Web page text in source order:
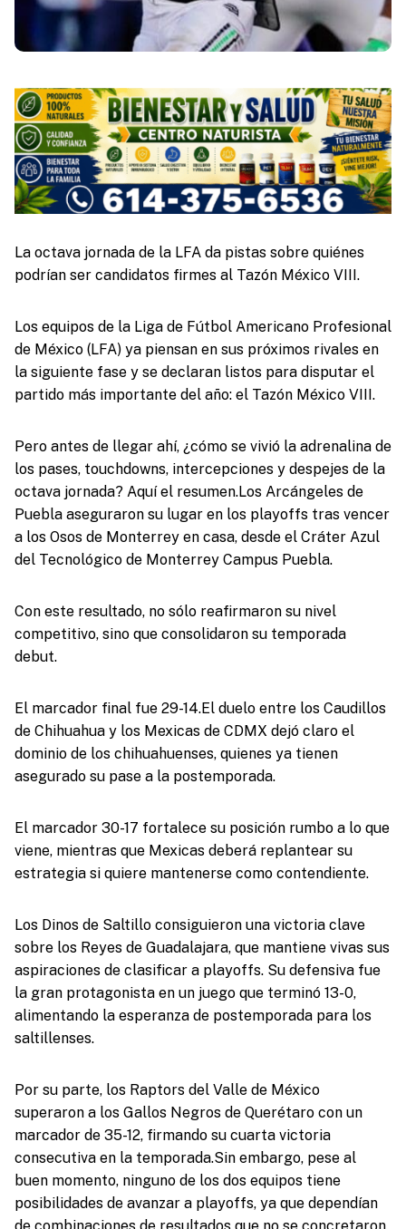
La octava jornada de la LFA da pistas sobre quiénes
podrían ser candidatos firmes al Tazón México VIII.
Los equipos de la Liga de Fútbol Americano Profesional
de México (LFA) ya piensan en sus próximos rivales en
la siguiente fase y se declaran listos para disputar el
partido más importante del año: el Tazón México VIII.
Pero antes de llegar ahí, ¿cómo se vivió la adrenalina de
los pases, touchdowns, intercepciones y despejes de la
octava jornada? Aquí el resumen.Los Arcángeles de
Puebla aseguraron su lugar en los playoffs tras vencer
a los Osos de Monterrey en casa, desde el Cráter Azul
del Tecnológico de Monterrey Campus Puebla.
Con este resultado, no sólo reafirmaron su nivel
competitivo, sino que consolidaron su temporada
debut.
El marcador final fue 29-14.El duelo entre los Caudillos
de Chihuahua y los Mexicas de CDMX dejó claro el
dominio de los chihuahuenses, quienes ya tienen
asegurado su pase a la postemporada.
El marcador 30-17 fortalece su posición rumbo a lo que
viene, mientras que Mexicas deberá replantear su
estrategia si quiere mantenerse como contendiente.
Los Dinos de Saltillo consiguieron una victoria clave
sobre los Reyes de Guadalajara, que mantiene vivas sus
aspiraciones de clasificar a playoffs. Su defensiva fue
la gran protagonista en un juego que terminó 13-0,
alimentando la esperanza de postemporada para los
saltillenses.
Por su parte, los Raptors del Valle de México
superaron a los Gallos Negros de Querétaro con un
marcador de 35-12, firmando su cuarta victoria
consecutiva en la temporada.Sin embargo, pese al
buen momento, ninguno de los dos equipos tiene
posibilidades de avanzar a playoffs, ya que dependían
de combinaciones de resultados que no se concretaron.